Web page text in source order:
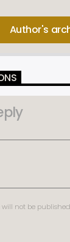
Author's
not be